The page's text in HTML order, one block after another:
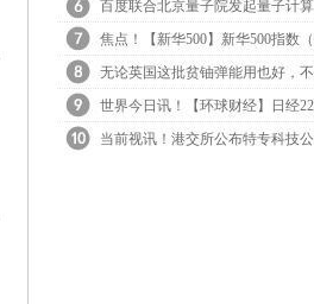
0.19% 软件服务股涨幅靠前
百度联合北京量子院发起量子计
联盟
焦点！【新华500】新华500指数（
跌0.29%
无论英国这批贫铀弹能用也好，
都是妥妥的带有核废料的武器
世界今日讯！【环球财经】日经
0.13%
当前视讯！港交所公布特专科技